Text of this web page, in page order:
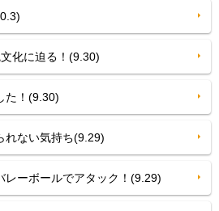
化に迫る！(9.30)
た！(9.30)
ない気持ち(9.29)
ーボールでアタック！(9.29)